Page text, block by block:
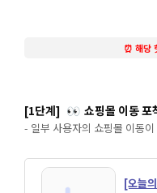
⏰ 해당
[1단계] 👀 쇼핑몰 이동 포
- 일부 사용자의 쇼핑몰 이동
[오늘